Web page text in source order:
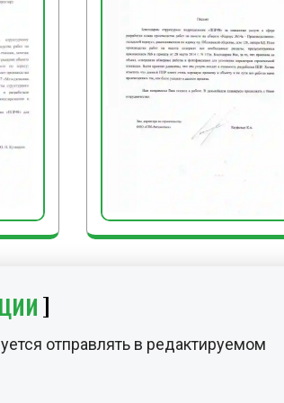
стенок котлованов и траншей
следующие заключительные
инструмент,
от земли и прочих загрязнений и
очистить место производства работ
и прочего мусора; снять
отправлять в редактируемом